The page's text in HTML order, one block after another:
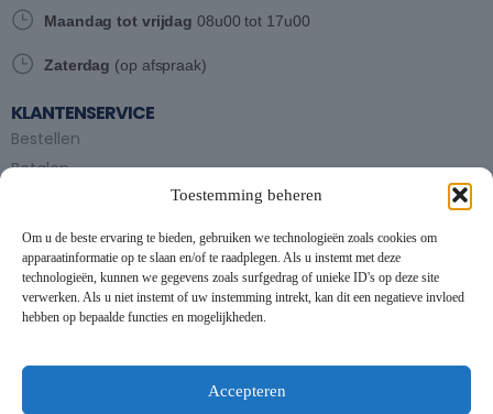
Toestemming beheren
Om u de beste ervaring te bieden, gebruiken we technologieën zoals cookies om
apparaatinformatie op te slaan en/of te raadplegen. Als u instemt met deze
technologieën, kunnen we gegevens zoals surfgedrag of unieke ID's op deze site
verwerken. Als u niet instemt of uw instemming intrekt, kan dit een negatieve invloed
hebben op bepaalde functies en mogelijkheden.
Accepteren
Maandag tot vrijdag 08u00 tot 17u00
Zaterdag (op afspraak)
KLANTENSERVICE
Bestellen
Betalen
Partytent huren
Handleiding partytenten
VOORWAARDEN
Algemene voorwaarden
Privacybeleid
This website uses cookies to improve your experience. By using
this website you agree to ourData Protection Policy